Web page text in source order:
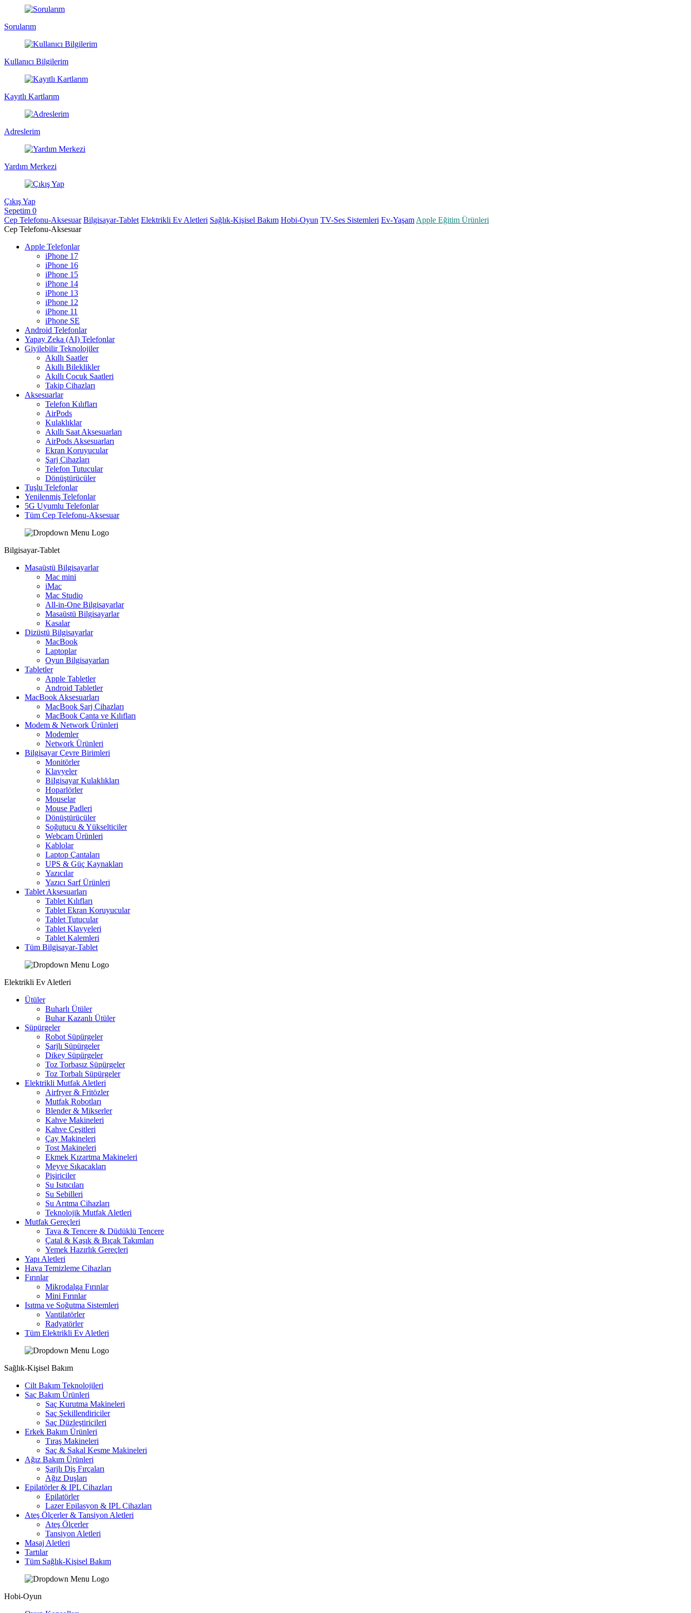
Sorularım
Kullanıcı Bilgilerim
Kayıtlı Kartlarım
Adreslerim
Yardım Merkezi
Çıkış Yap
Sepetim 0
Cep Telefonu-Aksesuar Bilgisayar-Tablet Elektrikli Ev Aletleri Sağlık-Kişisel Bakım Hobi-Oyun TV-Ses Sistemleri Ev-Yaşam Apple Eğitim Ürünleri
Cep Telefonu-Aksesuar
Apple Telefonlar
iPhone 17
iPhone 16
iPhone 15
iPhone 14
iPhone 13
iPhone 12
iPhone 11
iPhone SE
Android Telefonlar
Yapay Zeka (AI) Telefonlar
Giyilebilir Teknolojiler
Akıllı Saatler
Akıllı Bileklikler
Akıllı Çocuk Saatleri
Takip Cihazları
Aksesuarlar
Telefon Kılıfları
AirPods
Kulaklıklar
Akıllı Saat Aksesuarları
AirPods Aksesuarları
Ekran Koruyucular
Şarj Cihazları
Telefon Tutucular
Dönüştürücüler
Tuşlu Telefonlar
Yenilenmiş Telefonlar
5G Uyumlu Telefonlar
Tüm Cep Telefonu-Aksesuar
Bilgisayar-Tablet
Masaüstü Bilgisayarlar
Mac mini
iMac
Mac Studio
All-in-One Bilgisayarlar
Masaüstü Bilgisayarlar
Kasalar
Dizüstü Bilgisayarlar
MacBook
Laptoplar
Oyun Bilgisayarları
Tabletler
Apple Tabletler
Android Tabletler
MacBook Aksesuarları
MacBook Şarj Cihazları
MacBook Çanta ve Kılıfları
Modem & Network Ürünleri
Modemler
Network Ürünleri
Bilgisayar Çevre Birimleri
Monitörler
Klavyeler
BiIgisayar Kulaklıkları
Hoparlörler
Mouselar
Mouse Padleri
Dönüştürücüler
Soğutucu & Yükselticiler
Webcam Ürünleri
Kablolar
Laptop Çantaları
UPS & Güç Kaynakları
Yazıcılar
Yazıcı Sarf Ürünleri
Tablet Aksesuarları
Tablet Kılıfları
Tablet Ekran Koruyucular
Tablet Tutucular
Tablet Klavyeleri
Tablet Kalemleri
Tüm Bilgisayar-Tablet
Elektrikli Ev Aletleri
Ütüler
Buharlı Ütüler
Buhar Kazanlı Ütüler
Süpürgeler
Robot Süpürgeler
Şarjlı Süpürgeler
Dikey Süpürgeler
Toz Torbasız Süpürgeler
Toz Torbalı Süpürgeler
Elektrikli Mutfak Aletleri
Airfryer & Fritözler
Mutfak Robotları
Blender & Mikserler
Kahve Makineleri
Kahve Çeşitleri
Çay Makineleri
Tost Makineleri
Ekmek Kızartma Makineleri
Meyve Sıkacakları
Pişiriciler
Su Isıtıcıları
Su Sebilleri
Su Arıtma Cihazları
Teknolojik Mutfak Aletleri
Mutfak Gereçleri
Tava & Tencere & Düdüklü Tencere
Çatal & Kaşık & Bıçak Takımları
Yemek Hazırlık Gereçleri
Yapı Aletleri
Hava Temizleme Cihazları
Fırınlar
Mikrodalga Fırınlar
Mini Fırınlar
Isıtma ve Soğutma Sistemleri
Vantilatörler
Radyatörler
Tüm Elektrikli Ev Aletleri
Sağlık-Kişisel Bakım
Cilt Bakım Teknolojileri
Saç Bakım Ürünleri
Saç Kurutma Makineleri
Saç Şekillendiriciler
Saç Düzleştiricileri
Erkek Bakım Ürünleri
Tıraş Makineleri
Saç & Sakal Kesme Makineleri
Ağız Bakım Ürünleri
Şarjlı Diş Fırçaları
Ağız Duşları
Epilatörler & IPL Cihazları
Epilatörler
Lazer Epilasyon & IPL Cihazları
Ateş Ölçerler & Tansiyon Aletleri
Ateş Ölçerler
Tansiyon Aletleri
Masaj Aletleri
Tartılar
Tüm Sağlık-Kişisel Bakım
Hobi-Oyun